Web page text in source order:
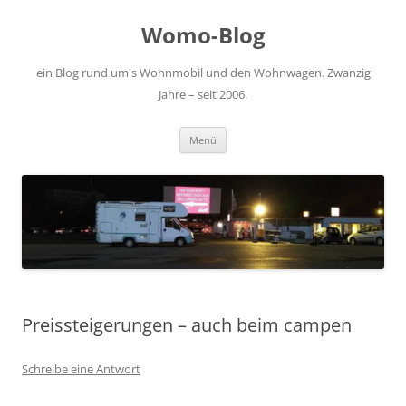
Womo-Blog
ein Blog rund um's Wohnmobil und den Wohnwagen. Zwanzig
Jahre – seit 2006.
Menü
Preissteigerungen – auch beim campen
Schreibe eine Antwort